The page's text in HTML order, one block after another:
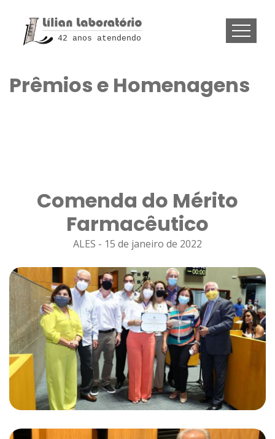
42 anos atendendo
Prêmios e Homenagens
Comenda do Mérito
Farmacêutico
ALES - 15 de janeiro de 2022